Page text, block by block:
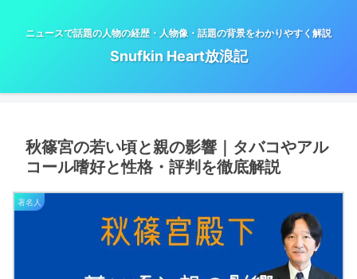
ニュースで話題の人物の経歴・人物像・話題の背景をわかりやすく解説
Snufkin Heart放浪記
秋篠宮の若い頃と親の影響｜タバコやアル
コール嗜好と性格・評判を徹底解説
著名人